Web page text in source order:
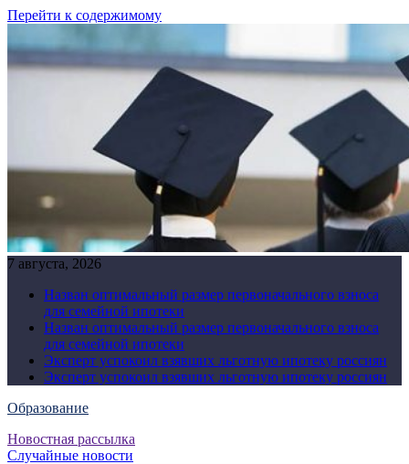
Перейти к содержимому
7 августа, 2026
Назван оптимальный размер первоначального взноса
для семейной ипотеки
Назван оптимальный размер первоначального взноса
для семейной ипотеки
Эксперт успокоил взявших льготную ипотеку россиян
Эксперт успокоил взявших льготную ипотеку россиян
Образование
Новостная рассылка
Случайные новости